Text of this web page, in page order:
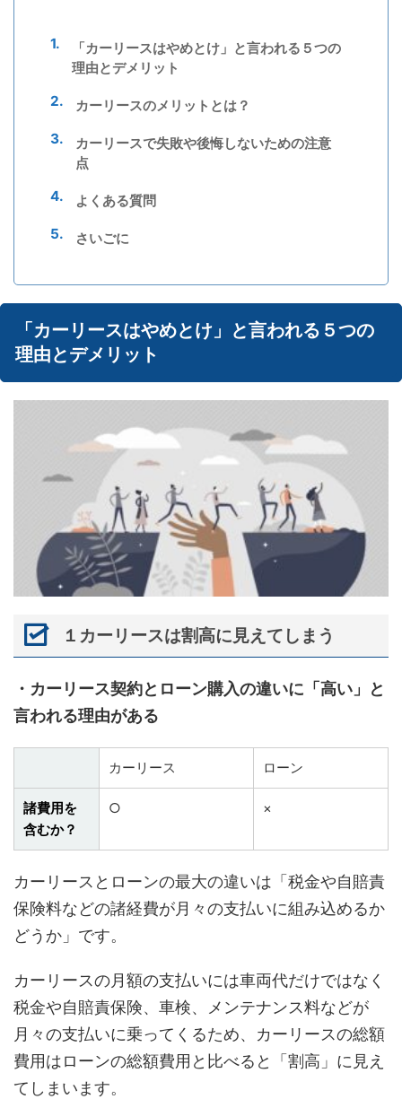
「カーリースはやめとけ」と言われる５つの
理由とデメリット
カーリースのメリットとは？
カーリースで失敗や後悔しないための注意
点
よくある質問
さいごに
「カーリースはやめとけ」と言われる５つの
理由とデメリット
１カーリースは割高に見えてしまう
・カーリース契約とローン購入の違いに「高い」と
言われる理由がある
カーリース ローン
諸費用を
含むか？
○ ×
カーリースとローンの最大の違いは「税金や自賠責
保険料などの諸経費が月々の支払いに組み込めるか
どうか」です。
カーリースの月額の支払いには車両代だけではなく
税金や自賠責保険、車検、メンテナンス料などが
月々の支払いに乗ってくるため、カーリースの総額
費用はローンの総額費用と比べると「割高」に見え
てしまいます。